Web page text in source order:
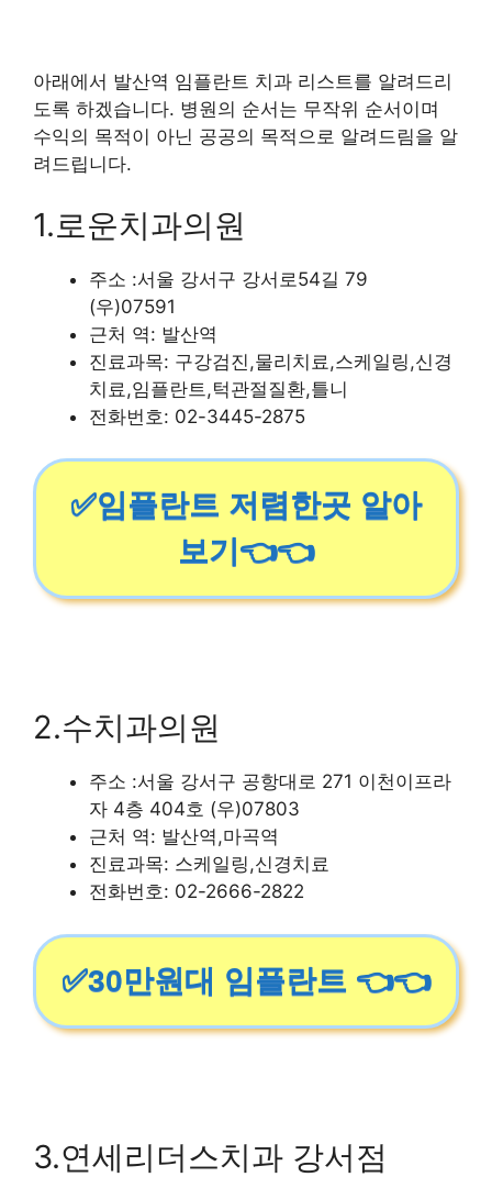
아래에서 발산역 임플란트 치과 리스트를 알려드리
도록 하겠습니다. 병원의 순서는 무작위 순서이며
수익의 목적이 아닌 공공의 목적으로 알려드림을 알
려드립니다.
1.로운치과의원
주소 :서울 강서구 강서로54길 79
(우)07591
근처 역: 발산역
진료과목: 구강검진,물리치료,스케일링,신경
치료,임플란트,턱관절질환,틀니
전화번호: 02-3445-2875
✅임플란트 저렴한곳 알아
보기👈👈
2.수치과의원
주소 :서울 강서구 공항대로 271 이천이프라
자 4층 404호 (우)07803
근처 역: 발산역,마곡역
진료과목: 스케일링,신경치료
전화번호: 02-2666-2822
✅30만원대 임플란트 👈👈
3.연세리더스치과 강서점